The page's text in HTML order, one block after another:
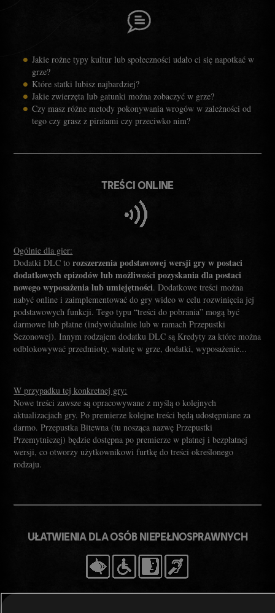
Jakie rożne typy kultur lub społeczności udało ci się napotkać w
grze?
Które statki lubisz najbardziej?
Jakie zwierzęta lub gatunki można zobaczyć w grze?
Czy masz różne metody pokonywania wrogów w zależności od
tego czy grasz z piratami czy przeciwko nim?
TREŚCI ONLINE
Ogólnie dla gier:
Dodatki DLC torozszerzenia podstawowej wersji gry w postaci
dodatkowych epizodów lub możliwości pozyskania dla postaci
nowego wyposażenia lub umiejętności. Dodatkowe treści można
nabyć online i zaimplementować do gry wideo w celu rozwinięcia jej
podstawowych funkcji. Tego typu “treści do pobrania” mogą być
darmowe lub płatne (indywidualnie lub w ramach Przepustki
Sezonowej). Innym rodzajem dodatku DLC są Kredyty za które można
odblokowywać przedmioty, walutę w grze, dodatki, wyposażenie...
W przypadku tej konkretnej gry:
Nowe treści zawsze są opracowywane z myślą o kolejnych
aktualizacjach gry. Po premierze kolejne treści będą udostępniane za
darmo. Przepustka Bitewna (tu nosząca nazwę Przepustki
Przemytniczej) będzie dostępna po premierze w płatnej i bezpłatnej
wersji, co otworzy użytkownikowi furtkę do treści określonego
rodzaju.
UŁATWIENIA DLA OSÓB NIEPEŁNOSPRAWNYCH